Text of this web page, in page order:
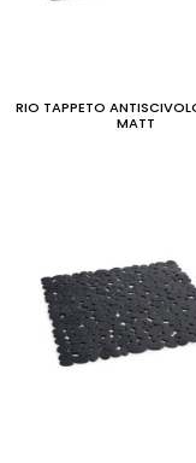
RIO TAPPETO
MATT